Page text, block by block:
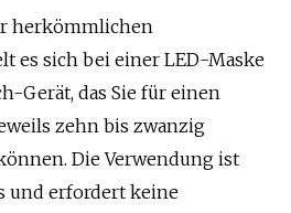
herkömmlichen
es sich bei einer LED-Maske
Gerät, das Sie für einen
zehn bis zwanzig
Die Verwendung ist
und erfordert keine